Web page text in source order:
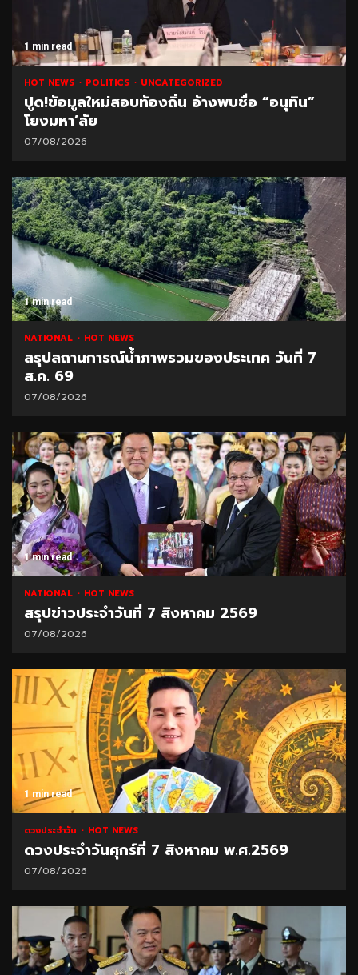
1 min read
HOT NEWS POLITICS UNCATEGORIZED
ปูด!ข้อมูลใหม่สอบท้องถิ่น อ้างพบชื่อ “อนุทิน”
โยงมหา’ลัย
07/08/2026
1 min read
NATIONAL HOT NEWS
สรุปสถานการณ์น้ำภาพรวมของประเทศ วันที่ 7
ส.ค. 69
07/08/2026
1 min read
NATIONAL HOT NEWS
สรุปข่าวประจำวันที่ 7 สิงหาคม 2569
07/08/2026
1 min read
ดวงประจำวัน HOT NEWS
ดวงประจำวันศุกร์ที่ 7 สิงหาคม พ.ศ.2569
07/08/2026